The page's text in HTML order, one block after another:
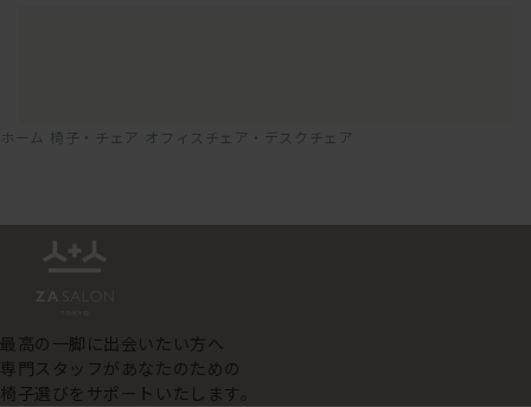
ホーム 椅子・チェア オフィスチェア・デスクチェア
最高の一脚に出会いたい方へ
専門スタッフがあなたのための
椅子選びをサポートいたします。